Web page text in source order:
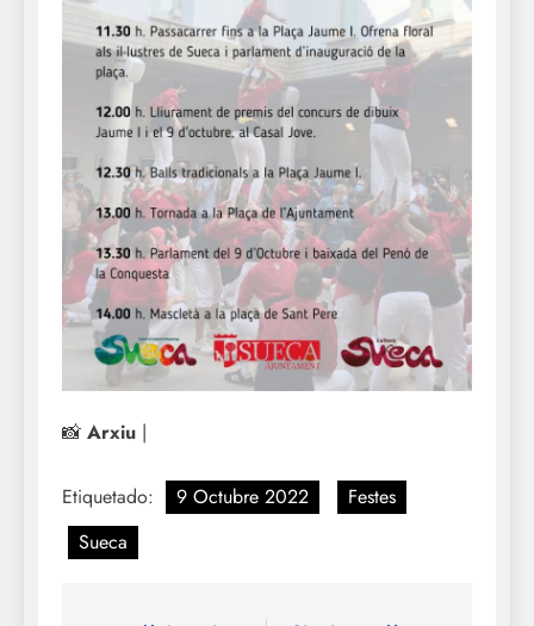
📸 Arxiu |
Etiquetado: 9 Octubre 2022
Festes
Sueca